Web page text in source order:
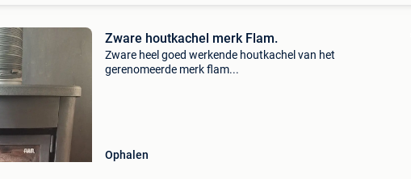
Zware houtkachel merk Flam.
Zware heel goed werkende houtkachel van het
gerenomeerde merk flam...
Ophalen